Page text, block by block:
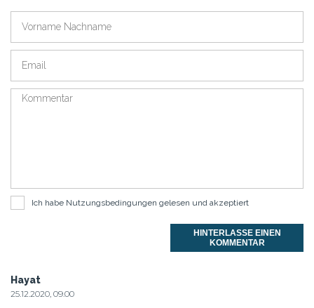
Ich habe Nutzungsbedingungen gelesen und akzeptiert
HINTERLASSE EINEN
KOMMENTAR
Hayat
25.12.2020, 09.00